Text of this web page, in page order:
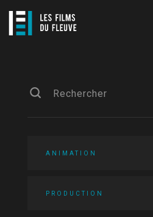
ANIMATION
PRODUCTION